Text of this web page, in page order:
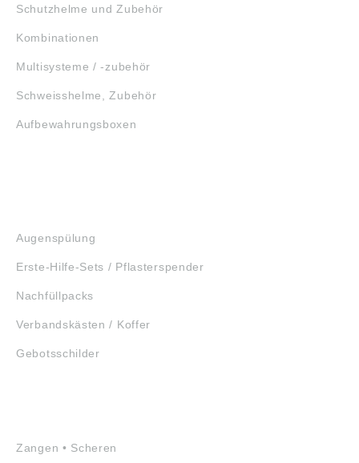
Schutzhelme und Zubehör
Kombinationen
Multisysteme / -zubehör
Schweisshelme, Zubehör
Aufbewahrungsboxen
Augenspülung
Erste-Hilfe-Sets / Pflasterspender
Nachfüllpacks
Verbandskästen / Koffer
Gebotsschilder
Zangen • Scheren